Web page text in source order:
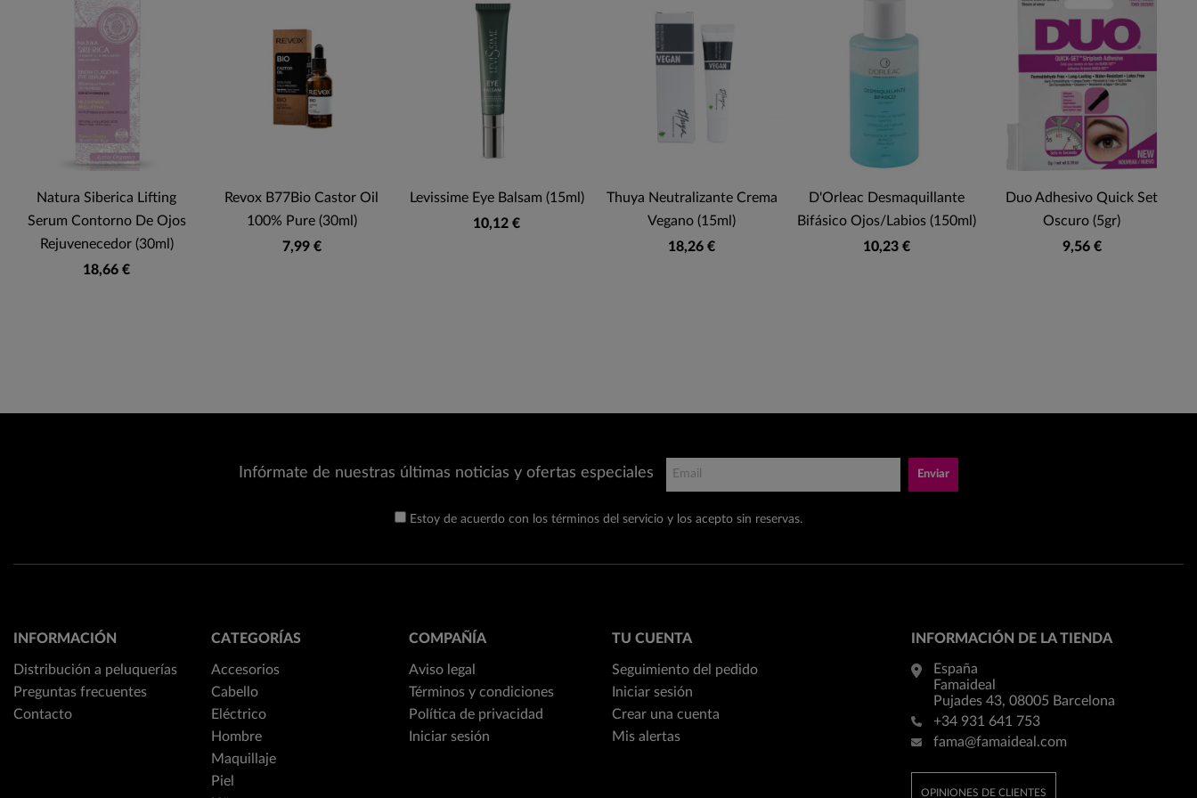
Natura Siberica Lifting
Serum Contorno De Ojos
Rejuvenecedor (30ml)
18,66 €
Revox B77Bio Castor Oil
100% Pure (30ml)
7,99 €
Levissime Eye Balsam (15ml)
10,12 €
Thuya Neutralizante Crema
Vegano (15ml)
18,26 €
D'Orleac Desmaquillante
Bifásico Ojos/labios (150ml)
10,23 €
Duo Adhesivo Quick Set
Oscuro (5gr)
9,56 €
Infórmate de nuestras últimas noticias y ofertas especiales Enviar
Estoy de acuerdo con los términos del servicio y los acepto sin reservas.
INFORMACIÓN
Distribución a peluquerías
Preguntas frecuentes
Contacto
CATEGORÍAS
Accesorios
Cabello
Eléctrico
Hombre
Maquillaje
Piel
COMPAÑÍA
Aviso legal
Términos y condiciones
Política de privacidad
Iniciar sesión
TU CUENTA
Seguimiento del pedido
Iniciar sesión
Crear una cuenta
Mis alertas
INFORMACIÓN DE LA TIENDA
España
Famaideal
Pujades 43, 08005 Barcelona
+34 931 641 753
fama@famaideal.com
OPINIONES DE CLIENTES